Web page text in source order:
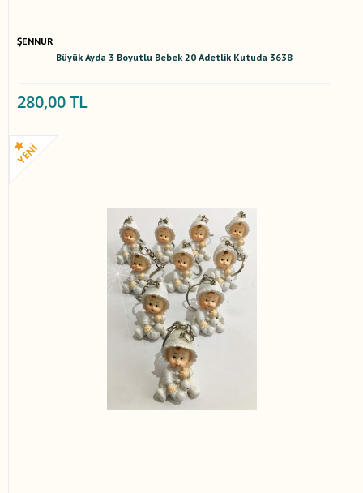
ŞENNUR
Büyük Ayda 3 Boyutlu Bebek 20 Adetlik Kutuda 3638
280,00 TL